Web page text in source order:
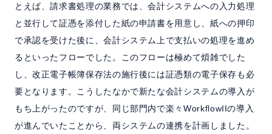
とえば、請求書処理の業務では、会計システムへの入力処理
と並行して証憑を添付した紙の申請書を用意し、紙への押印
で承認を受けた後に、会計システム上で支払いの処理を進め
るといったフローでした。このフローは極めて煩雑でした
し、改正電子帳簿保存法の施行後には証憑類の電子保存も必
要となります。こうしたなかで新たな会計システムの導入が
もち上がったのですが、同じ部門内で楽々WorkflowIIの導入
が進んでいたことから、両システムの連携を計画しました。